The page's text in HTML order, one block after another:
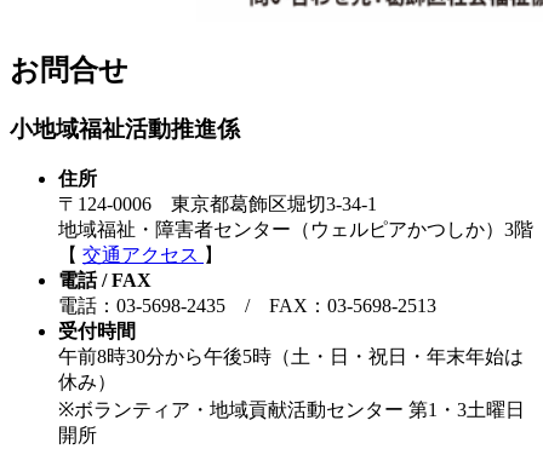
お問合せ
小地域福祉活動推進係
住所
〒124-0006 東京都葛飾区堀切3-34-1
地域福祉・障害者センター（ウェルピアかつしか）3階
【 交通アクセス 】
電話 / FAX
電話：03-5698-2435 / FAX：03-5698-2513
受付時間
午前8時30分から午後5時（土・日・祝日・年末年始は
休み）
※ボランティア・地域貢献活動センター 第1・3土曜日
開所